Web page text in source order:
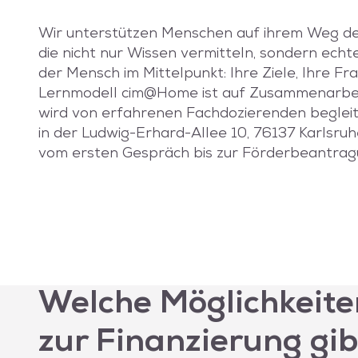
Wir unterstützen Menschen auf ihrem Weg
die nicht nur Wissen vermitteln, sondern
der Mensch im Mittelpunkt: Ihre Ziele, Ihre
Lernmodell cim@Home ist auf
wird von erfahrenen Fachdozierenden
in der Ludwig-Erhard-Allee 10, 76137
vom ersten Gespräch bis zur
Welche
zur Finanzierung